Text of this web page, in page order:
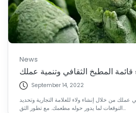
News
September 14, 2022
عملك من خلال إنشاء ولاء للعلامة التجارية وتحديد
التوقعات لما يدور حوله مطعمك. مع تطور الثق...